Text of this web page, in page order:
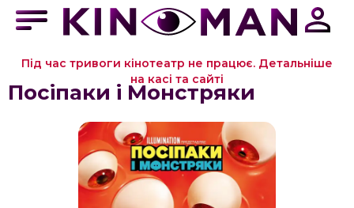
Під час тривоги кінотеатр не працює. Детальніше
на касі та сайті
Посіпаки і Монстряки